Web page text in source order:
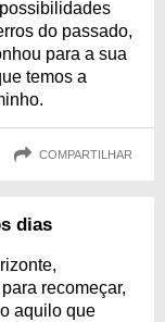
do passado,
para a sua
temos a
COMPARTILHAR
dias
recomeçar,
aquilo que